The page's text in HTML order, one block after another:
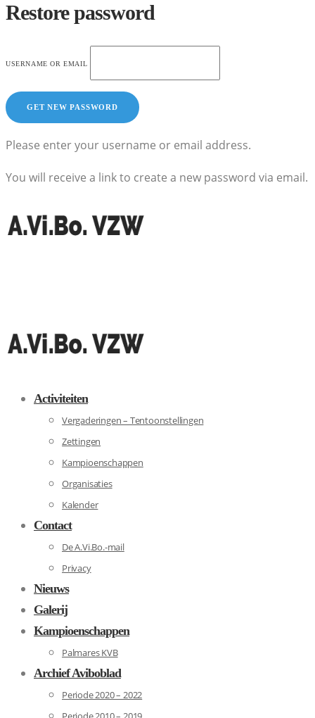
Restore password
USERNAME OR EMAIL
Please enter your username or email address.
You will receive a link to create a new password via email.
Activiteiten
Vergaderingen – Tentoonstellingen
Zettingen
Kampioenschappen
Organisaties
Kalender
Contact
De A.Vi.Bo.-mail
Privacy
Nieuws
Galerij
Kampioenschappen
Palmares KVB
Archief Aviboblad
Periode 2020 – 2022